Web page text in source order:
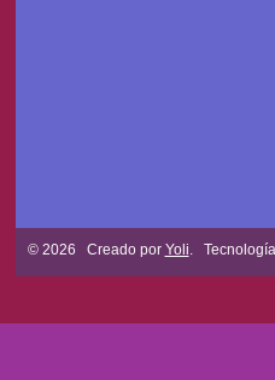
© 2026 Creado por Yoli .